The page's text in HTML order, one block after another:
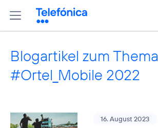
Blogartikel zum Thema
#Ortel_Mobile 2022
16. August 2023